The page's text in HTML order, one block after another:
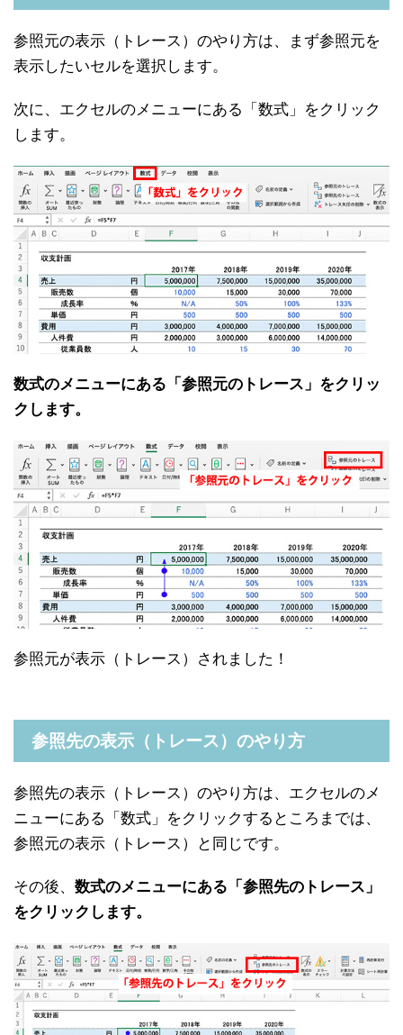
参照元の表示（トレース）のやり方は、まず参照元を
表示したいセルを選択します。
次に、エクセルのメニューにある「数式」をクリック
します。
数式のメニューにある「参照元のトレース」をクリッ
クします。
参照元が表示（トレース）されました！
参照先の表示（トレース）のやり方
参照先の表示（トレース）のやり方は、エクセルのメ
ニューにある「数式」をクリックするところまでは、
参照元の表示（トレース）と同じです。
その後、 数式のメニューにある「参照先のトレース」
をクリックします。